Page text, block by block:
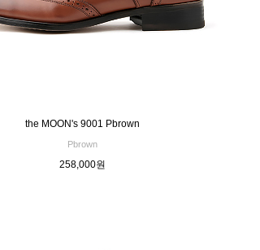
the MOON's 9001 Pbrown
Pbrown
258,000원